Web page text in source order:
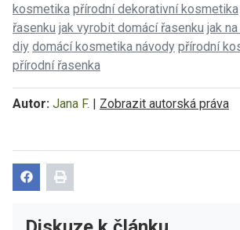
kosmetika přírodní dekorativní kosmetika
řasenku jak vyrobit domácí řasenku jak
diy domácí kosmetika návody přírodní
přírodní řasenka
Autor: Jana F. | Zobrazit autorská práva